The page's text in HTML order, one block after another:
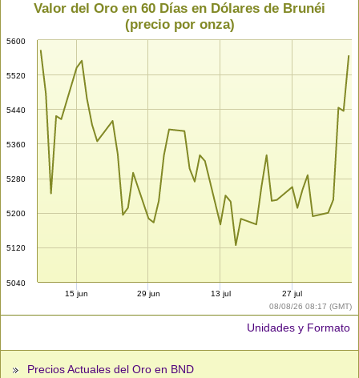
08/08/26 08:17 (GMT)
Valor del Oro en 60 Días en Dólares de Brunéi
(precio por onza)
5040
5120
5200
5280
5360
5440
5520
5600
15 jun 29 jun 13 jul 27 jul
Unidades y Formato
Precios Actuales del Oro en BND